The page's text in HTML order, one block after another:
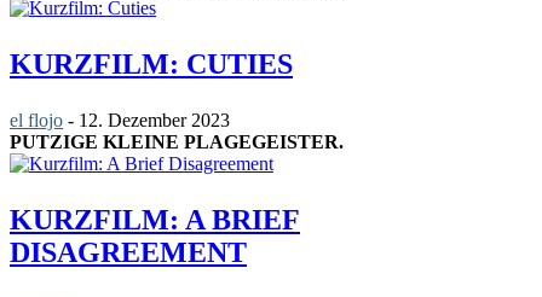
KURZFILM: CUTIES
el flojo - 12. Dezember 2023
PUTZIGE KLEINE PLAGEGEISTER.
KURZFILM: A BRIEF
DISAGREEMENT